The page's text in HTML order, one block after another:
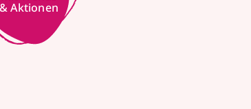
& Aktionen